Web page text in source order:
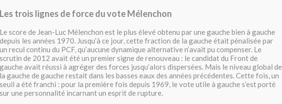
Les trois lignes de force du vote Mélenchon
Le score de Jean-Luc Mélenchon est le plus élevé obtenu par une gauche bien à gauche
depuis les années 1970. Jusqu’à ce jour, cette fraction de la gauche était pénalisée par
un recul continu du PCF, qu’aucune dynamique alternative n’avait pu compenser. Le
scrutin de 2012 avait été un premier signe de renouveau : le candidat du Front de
gauche avait réussi à agréger des forces jusqu’alors dispersées. Mais le niveau global de
la gauche de gauche restait dans les basses eaux des années précédentes. Cette fois, un
seuil a été franchi : pour la première fois depuis 1969, le vote utile à gauche s’est porté
sur une personnalité incarnant un esprit de rupture.